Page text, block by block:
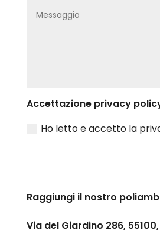
Accettazione privacy
Ho letto e accetto la
Raggiungi il nostro
Via del Giardino 286,